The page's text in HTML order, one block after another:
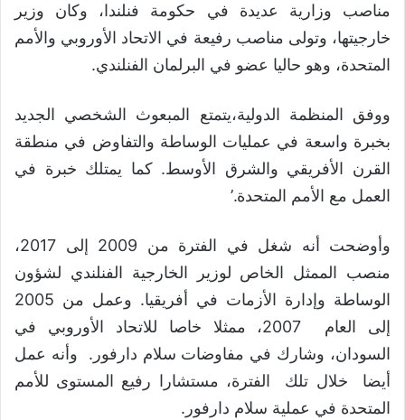
مناصب وزارية عديدة في حكومة فنلندا، وكان وزير
خارجيتها، وتولى مناصب رفيعة في الاتحاد الأوروبي والأمم
المتحدة، وهو حاليا عضو في البرلمان الفنلندي.
ووفق المنظمة الدولية،يتمتع المبعوث الشخصي الجديد
بخبرة واسعة في عمليات الوساطة والتفاوض في منطقة
القرن الأفريقي والشرق الأوسط. كما يمتلك خبرة في
العمل مع الأمم المتحدة.’
وأوضحت أنه شغل في الفترة من 2009 إلى 2017،
منصب الممثل الخاص لوزير الخارجية الفنلندي لشؤون
الوساطة وإدارة الأزمات في أفريقيا. وعمل من 2005
إلى العام 2007، ممثلا خاصا للاتحاد الأوروبي في
السودان، وشارك في مفاوضات سلام دارفور. وأنه عمل
أيضا خلال تلك الفترة، مستشارا رفيع المستوى للأمم
المتحدة في عملية سلام دارفور.